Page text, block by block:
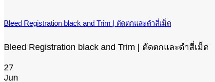
Bleed Registration black and Trim | ตัดตกและดำสี่เม็ด
Bleed Registration black and Trim | ตัดตกและดำสี่
27
Jun